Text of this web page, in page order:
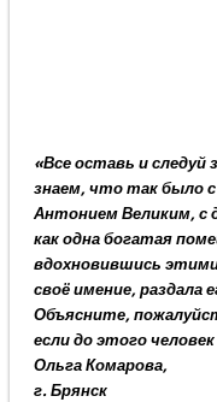
«Все оставь и
знаем, что так было
Антонием Великим, с
как одна богатая
вдохновившись
своё имение, раздала
Объясните,
если до этого
Ольга Комарова,
г. Брянск